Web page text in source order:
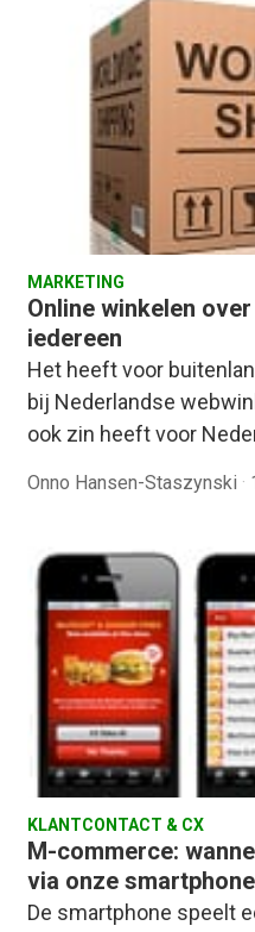
MARKETING
Online winkelen
iedereen
Het heeft voor
bij Nederlandse
ook zin heeft voor
Onno Hansen-Staszynski ·
KLANTCONTACT & CX
M-commerce:
via onze
De smartphone speelt